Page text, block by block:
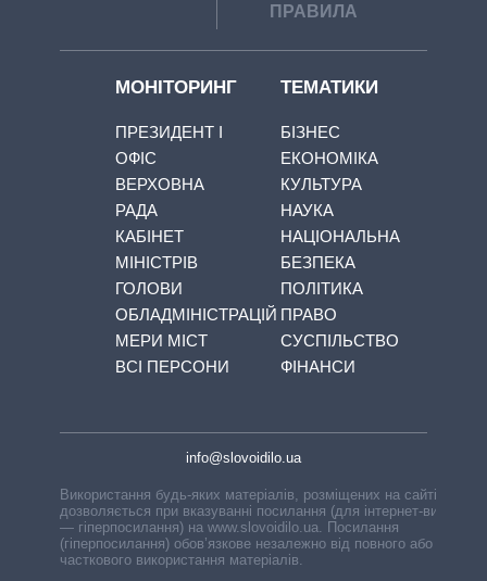
ПРАВИЛА
МОНІТОРИНГ
ПРЕЗИДЕНТ І
ОФІС
ВЕРХОВНА
РАДА
КАБІНЕТ
МІНІСТРІВ
ГОЛОВИ
ОБЛАДМІНІСТРАЦІЙ
МЕРИ МІСТ
ВСІ ПЕРСОНИ
ТЕМАТИКИ
БІЗНЕС
ЕКОНОМІКА
КУЛЬТУРА
НАУКА
НАЦІОНАЛЬНА
БЕЗПЕКА
ПОЛІТИКА
ПРАВО
СУСПІЛЬСТВО
ФІНАНСИ
info@slovoidilo.ua
Використання будь-яких матеріалів, розміщених на сайті,
дозволяється при вказуванні посилання (для інтернет-видань
— гіперпосилання) на www.slovoidilo.ua. Посилання
(гіперпосилання) обов’язкове незалежно від повного або
часткового використання матеріалів.